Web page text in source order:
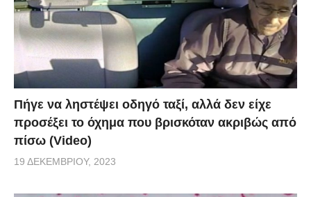
Πήγε να ληστέψει οδηγό ταξί, αλλά δεν είχε
προσέξει το όχημα που βρισκόταν ακριβώς από
πίσω (Video)
19 ΔΕΚΕΜΒΡΊΟΥ, 2023